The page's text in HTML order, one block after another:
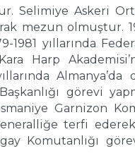
Selimiye Askeri
mezun olmuştur.
yıllarında
Kara Harp
görevi
Garnizon
terfi
Komutanlığı